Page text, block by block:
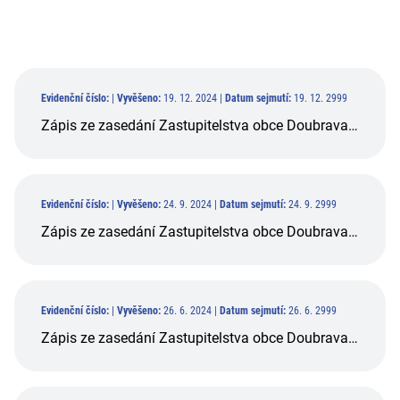
Evidenční číslo: Vyvěšeno: 19. 12. 2024 | Datum sejmutí: 19. 12. 2999
Zápis ze zasedání Zastupitelstva obce Doubrava č.13, konaného dne 11.12.2024
Evidenční číslo: Vyvěšeno: 24. 9. 2024 | Datum sejmutí: 24. 9. 2999
Zápis ze zasedání Zastupitelstva obce Doubrava č.12, konaného dne 11.09.2024
Evidenční číslo: Vyvěšeno: 26. 6. 2024 | Datum sejmutí: 26. 6. 2999
Zápis ze zasedání Zastupitelstva obce Doubrava č.11, konaného dne 12.06.2024